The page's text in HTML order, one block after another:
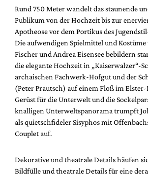
Rund 750 Meter wandelt das staunende
Publikum von der Hochzeit bis zur
Apotheose vor dem Portikus des
Die aufwendigen Spielmittel und
Fischer und Andrea Eisensee bebildern
die elegante Hochzeit in „Kaiserwalzer“-
archaischen Fachwerk-Hofgut und der
(Peter Prautsch) auf einem Floß im
Gerüst für die Unterwelt und die
knalligen Unterweltspanorama trumpft
als quietschfideler Sisyphos mit
Couplet auf.
Dekorative und theatrale Details häufen
Bildfülle und theatrale Details für eine